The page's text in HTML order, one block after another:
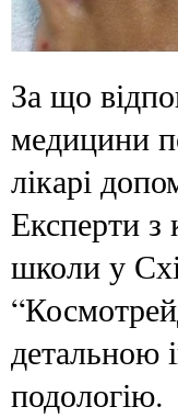
За що
медицини
лікарі
Експерти з
школи у
детальною
подологію.